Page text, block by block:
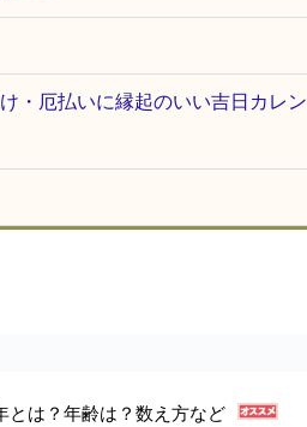
・厄払いに縁起のいい吉日カレン
とは？年齢は？数え方など